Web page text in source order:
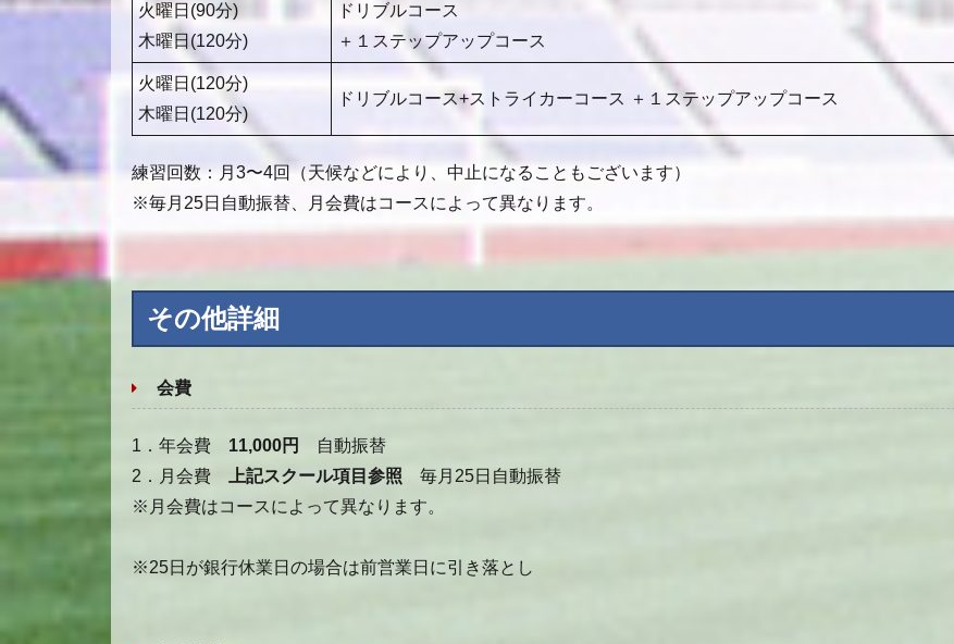
火曜日(90分)
木曜日(120分)
ドリブルコース
＋１ステップアップコース
火曜日(120分)
木曜日(120分)
ドリブルコース+ストライカーコース ＋１ステップアップコース
練習回数：月3〜4回（天候などにより、中止になることもございます）
※毎月25日自動振替、月会費はコースによって異なります。
その他詳細
会費
1．年会費 11,000円
自動振替
2．月会費
上記スクール項目参照 毎月25日自動振替
※月会費はコースによって異なります。
※25日が銀行休業日の場合は前営業日に引き落とし